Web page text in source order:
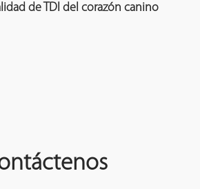
de TDI del corazón canino